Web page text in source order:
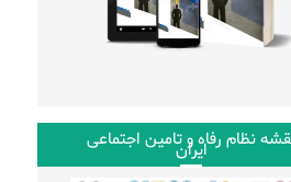
نظام رفاه و تامین اجتماعی
ایران